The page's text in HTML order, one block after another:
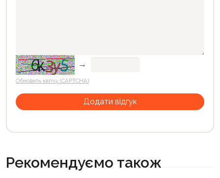
→
Обновить капчу (CAPTCHA)
Рекомендуємо також